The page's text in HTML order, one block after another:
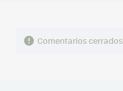
Comentarios cerrados